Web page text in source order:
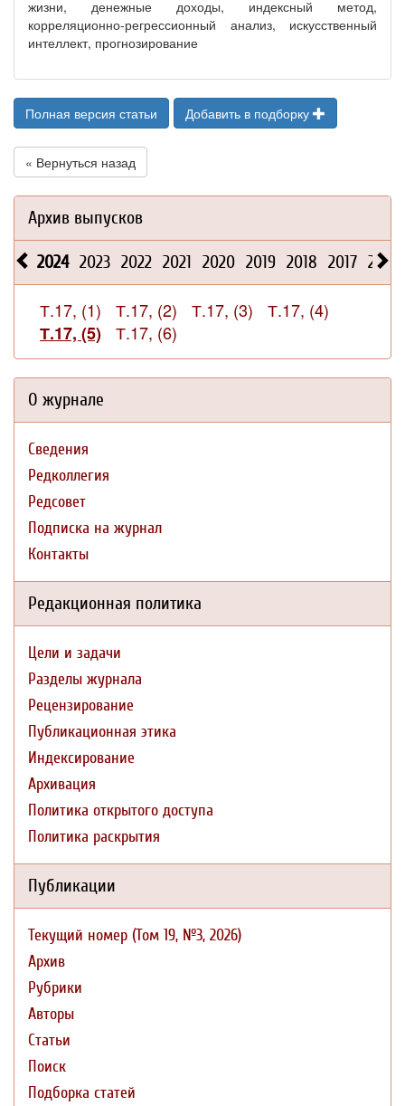
жизни, денежные доходы, индексный метод,
корреляционно-регрессионный анализ, искусственный
интеллект, прогнозирование
Полная версия статьи Добавить в подборку
« Вернуться назад
Архив выпусков
2024 2023 2022 2021 2020 2019 2018 2017 2016
Т.17, (1) Т.17, (2) Т.17, (3)
Т.17, (4)
Т.17, (5)
Т.17, (6)
О журнале
Сведения
Редколлегия
Редсовет
Подписка на журнал
Контакты
Редакционная политика
Цели и задачи
Разделы журнала
Рецензирование
Публикационная этика
Индексирование
Архивация
Политика открытого доступа
Политика раскрытия
Публикации
Текущий номер (Том 19, №3, 2026)
Архив
Рубрики
Авторы
Статьи
Поиск
Подборка статей